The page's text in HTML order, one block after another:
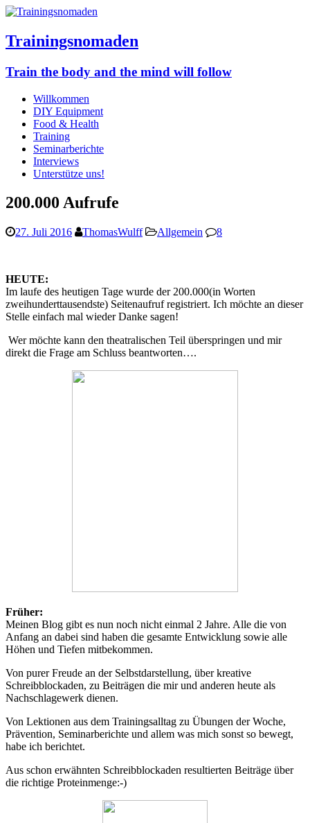
Trainingsnomaden
Train the body and the mind will follow
Willkommen
DIY Equipment
Food & Health
Training
Seminarberichte
Interviews
Unterstütze uns!
200.000 Aufrufe
27. Juli 2016 ThomasWulff Allgemein 8
HEUTE:
Im laufe des heutigen Tage wurde der 200.000(in Worten
zweihunderttausendste) Seitenaufruf registriert. Ich möchte an dieser
Stelle einfach mal wieder Danke sagen!
Wer möchte kann den theatralischen Teil überspringen und mir
direkt die Frage am Schluss beantworten….
Früher:
Meinen Blog gibt es nun noch nicht einmal 2 Jahre. Alle die von
Anfang an dabei sind haben die gesamte Entwicklung sowie alle
Höhen und Tiefen mitbekommen.
Von purer Freude an der Selbstdarstellung, über kreative
Schreibblockaden, zu Beiträgen die mir und anderen heute als
Nachschlagewerk dienen.
Von Lektionen aus dem Trainingsalltag zu Übungen der Woche,
Prävention, Seminarberichte und allem was mich sonst so bewegt,
habe ich berichtet.
Aus schon erwähnten Schreibblockaden resultierten Beiträge über
die richtige Proteinmenge:-)